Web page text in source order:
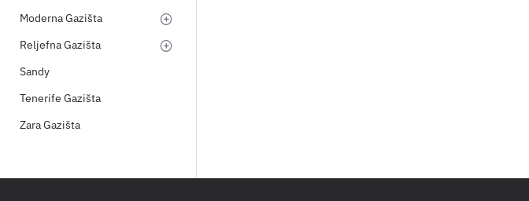
Moderna Gazišta
Reljefna Gazišta
Sandy
Tenerife Gazišta
Zara Gazišta